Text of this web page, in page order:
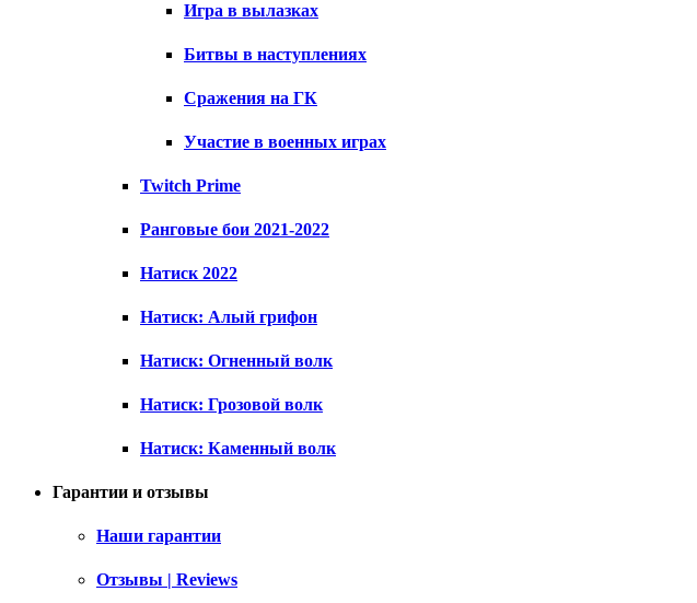
Игра в вылазках
Битвы в наступлениях
Сражения на ГК
Участие в военных играх
Twitch Prime
Ранговые бои 2021-2022
Натиск 2022
Натиск: Алый грифон
Натиск: Огненный волк
Натиск: Грозовой волк
Натиск: Каменный волк
Гарантии и отзывы
Наши гарантии
Отзывы | Reviews